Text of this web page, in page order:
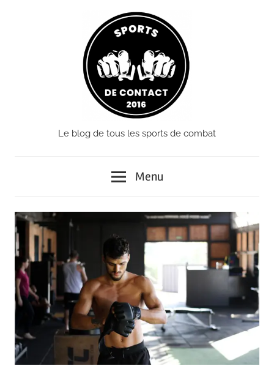
Sports
Contact
Le blog de tous les sports de combat
Menu